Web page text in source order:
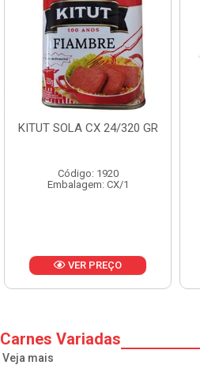
MOLHO VERDE D'AJUDA
Código: 13751
Embalagem: CX/1
VER PREÇO
Carnes Variadas
Veja mais